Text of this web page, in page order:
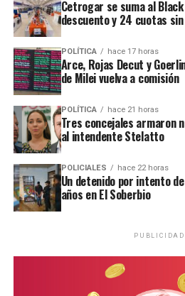
mayores novedades.
Cetrogar se suma al
descuento y 24 cuotas
POLÍTICA hace 17 horas
Arce, Rojas Decut y
de Milei vuelva a comisión
POLÍTICA hace 21 horas
Tres concejales armaron
al intendente Stelatto
POLICIALES hace 22 horas
Un detenido por intento
años en El Soberbio
PUBLICIDAD